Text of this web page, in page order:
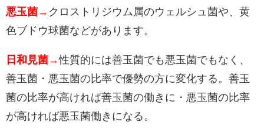
悪玉菌→ クロストリジウム属のウェルシュ菌や、黄
色ブドウ球菌などがあります。
日和見菌→性質的には善玉菌でも悪玉菌でもなく、
善玉菌・悪玉菌の比率で優勢の方に変化する。善玉
菌の比率が高ければ善玉菌の働きに・悪玉菌の比率
が高ければ悪玉菌働きになる。